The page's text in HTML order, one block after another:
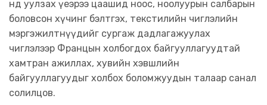
нд уулзах үеэрээ цаашид ноос, ноолуурын салбарын
боловсон хүчинг бэлтгэх, текстилийн чиглэлийн
мэргэжилтнүүдийг сургаж дадлагажуулах
чиглэлээр Францын холбогдох байгууллагуудтай
хамтран ажиллах, хувийн хэвшлийн
байгууллагуудыг холбох боломжуудын талаар санал
солилцов.